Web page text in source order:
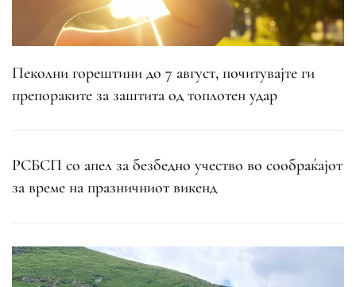
Пеколни горештини до 7 август, почитувајте ги
препораките за заштита од топлотен удар
РСБСП со апел за безбедно учество во сообраќајот
за време на празничниот викенд